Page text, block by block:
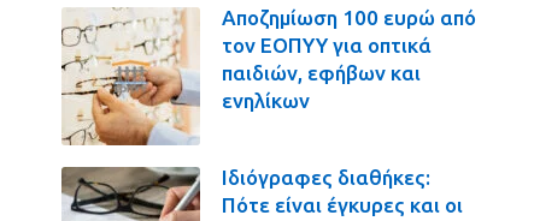
Αποζημίωση 100 ευρώ από
τον ΕΟΠΥΥ για οπτικά
παιδιών, εφήβων και
ενηλίκων
Ιδιόγραφες διαθήκες:
Πότε είναι έγκυρες και οι